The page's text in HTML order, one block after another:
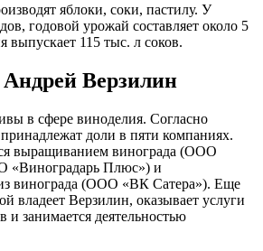
яблоки, соки, пастилу. У
годовой урожай составляет около 5
выпускает 115 тыс. л соков.
Верзилин
в сфере виноделия. Согласно
доли в пяти компаниях.
выращиванием винограда (ООО
«Виноградарь Плюс») и
винограда (ООО «ВК Сатера»). Еще
владеет Верзилин, оказывает услуги
и занимается деятельностью